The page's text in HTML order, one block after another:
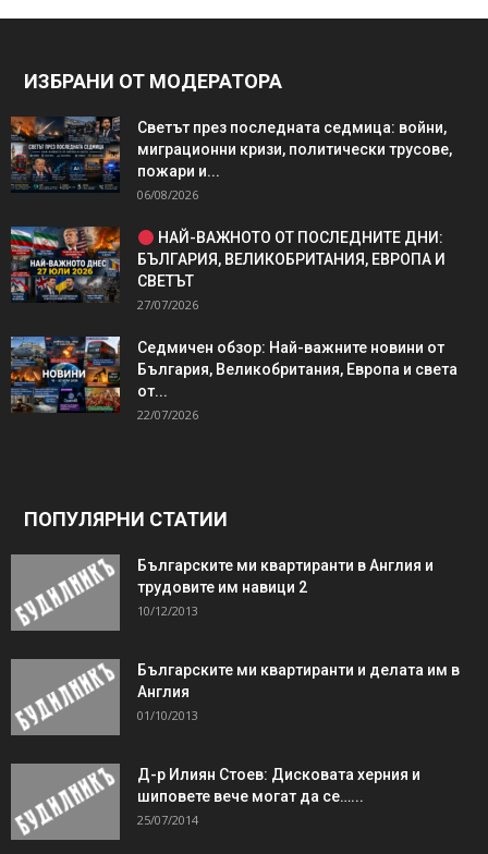
ИЗБРАНИ ОТ МОДЕРАТОРА
Светът през последната седмица: войни,
миграционни кризи, политически трусове,
пожари и...
06/08/2026
НАЙ-ВАЖНОТО ОТ ПОСЛЕДНИТЕ ДНИ:
БЪЛГАРИЯ, ВЕЛИКОБРИТАНИЯ, ЕВРОПА И
СВЕТЪТ
27/07/2026
Седмичен обзор: Най-важните новини от
България, Великобритания, Европа и света
от...
22/07/2026
ПОПУЛЯРНИ СТАТИИ
Българските ми квартиранти в Англия и
трудовите им навици 2
10/12/2013
Българските ми квартиранти и делата им в
Англия
01/10/2013
Д-р Илиян Стоев: Дисковата херния и
шиповете вече могат да се…...
25/07/2014